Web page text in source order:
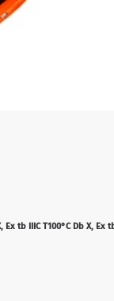
Ex tb IIIC T100°C Db X, Ex